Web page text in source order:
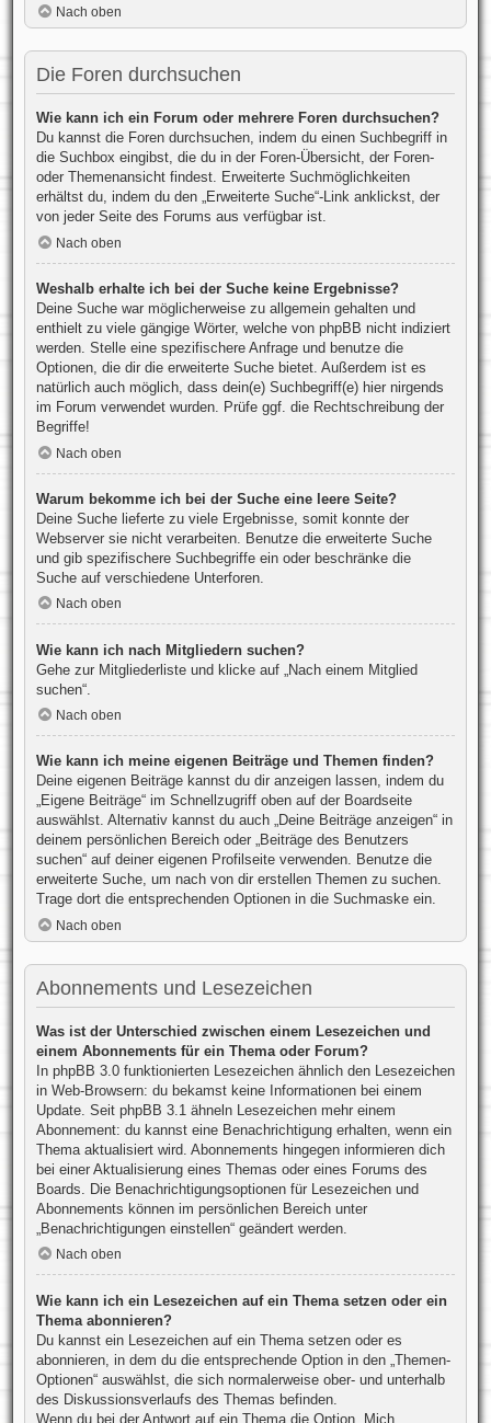
Nach oben
Die Foren durchsuchen
Wie kann ich ein Forum oder mehrere Foren durchsuchen?
Du kannst die Foren durchsuchen, indem du einen Suchbegriff in
die Suchbox eingibst, die du in der Foren-Übersicht, der Foren-
oder Themenansicht findest. Erweiterte Suchmöglichkeiten
erhältst du, indem du den „Erweiterte Suche“-Link anklickst, der
von jeder Seite des Forums aus verfügbar ist.
Nach oben
Weshalb erhalte ich bei der Suche keine Ergebnisse?
Deine Suche war möglicherweise zu allgemein gehalten und
enthielt zu viele gängige Wörter, welche von phpBB nicht indiziert
werden. Stelle eine spezifischere Anfrage und benutze die
Optionen, die dir die erweiterte Suche bietet. Außerdem ist es
natürlich auch möglich, dass dein(e) Suchbegriff(e) hier nirgends
im Forum verwendet wurden. Prüfe ggf. die Rechtschreibung der
Begriffe!
Nach oben
Warum bekomme ich bei der Suche eine leere Seite?
Deine Suche lieferte zu viele Ergebnisse, somit konnte der
Webserver sie nicht verarbeiten. Benutze die erweiterte Suche
und gib spezifischere Suchbegriffe ein oder beschränke die
Suche auf verschiedene Unterforen.
Nach oben
Wie kann ich nach Mitgliedern suchen?
Gehe zur Mitgliederliste und klicke auf „Nach einem Mitglied
suchen“.
Nach oben
Wie kann ich meine eigenen Beiträge und Themen finden?
Deine eigenen Beiträge kannst du dir anzeigen lassen, indem du
„Eigene Beiträge“ im Schnellzugriff oben auf der Boardseite
auswählst. Alternativ kannst du auch „Deine Beiträge anzeigen“ in
deinem persönlichen Bereich oder „Beiträge des Benutzers
suchen“ auf deiner eigenen Profilseite verwenden. Benutze die
erweiterte Suche, um nach von dir erstellen Themen zu suchen.
Trage dort die entsprechenden Optionen in die Suchmaske ein.
Nach oben
Abonnements und Lesezeichen
Was ist der Unterschied zwischen einem Lesezeichen und
einem Abonnements für ein Thema oder Forum?
In phpBB 3.0 funktionierten Lesezeichen ähnlich den Lesezeichen
in Web-Browsern: du bekamst keine Informationen bei einem
Update. Seit phpBB 3.1 ähneln Lesezeichen mehr einem
Abonnement: du kannst eine Benachrichtigung erhalten, wenn ein
Thema aktualisiert wird. Abonnements hingegen informieren dich
bei einer Aktualisierung eines Themas oder eines Forums des
Boards. Die Benachrichtigungsoptionen für Lesezeichen und
Abonnements können im persönlichen Bereich unter
„Benachrichtigungen einstellen“ geändert werden.
Nach oben
Wie kann ich ein Lesezeichen auf ein Thema setzen oder ein
Thema abonnieren?
Du kannst ein Lesezeichen auf ein Thema setzen oder es
abonnieren, in dem du die entsprechende Option in den „Themen-
Optionen“ auswählst, die sich normalerweise ober- und unterhalb
des Diskussionsverlaufs des Themas befinden.
Wenn du bei der Antwort auf ein Thema die Option „Mich